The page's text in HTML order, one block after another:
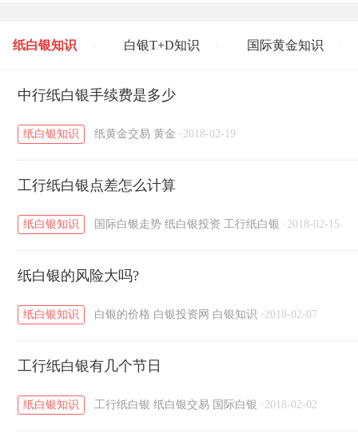
纸白银知识 白银T+D知识 国际黄金知识
黄金T+D知识 / 粤贵银知识
中行纸白银手续费是多少
纸白银知识 纸黄金交易 黄金 · 2018-02-19
工行纸白银点差怎么计算
纸白银知识 国际白银走势 纸白银投资 工行纸白银 · 2018-02-15
纸白银的风险大吗?
纸白银知识 白银的价格 白银投资网 白银知识 · 2018-02-07
工行纸白银有几个节日
纸白银知识 工行纸白银 纸白银交易 国际白银 · 2018-02-02